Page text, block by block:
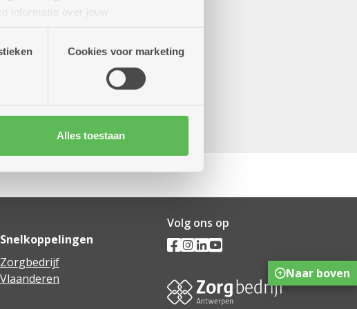
informatie over jouw
partners kunnen deze gegevens
Cookies voor marketing
Alles toestaan
Snelkoppelingen
Zorgbedrijf
Vlaanderen
Volg ons op
Naar boven